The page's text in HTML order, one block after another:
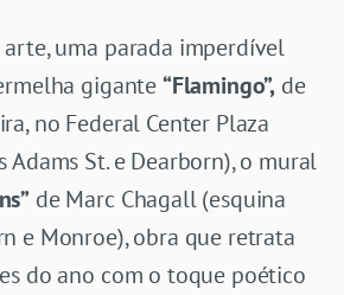
uma parada imperdível
gigante“Flamingo”, de
no Federal Center Plaza
Adams St. e Dearborn), o mural
de Marc Chagall (esquina
e Monroe), obra que retrata
do ano com o toque poético